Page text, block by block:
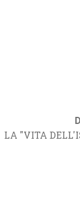
LA "VITA